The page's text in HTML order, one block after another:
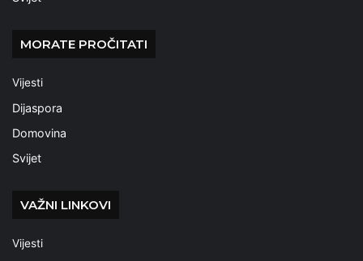
MORATE PROČITATI
Vijesti
Dijaspora
Domovina
Svijet
VAŽNI LINKOVI
Vijesti